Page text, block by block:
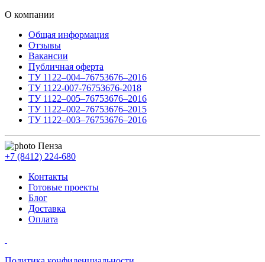
О компании
Общая информация
Отзывы
Вакансии
Публичная оферта
ТУ 1122–004–76753676–2016
ТУ 1122-007-76753676-2018
ТУ 1122–005–76753676–2016
ТУ 1122–002–76753676–2015
ТУ 1122–003–76753676–2016
Пенза
+7 (8412) 224-680
Контакты
Готовые проекты
Блог
Доставка
Оплата